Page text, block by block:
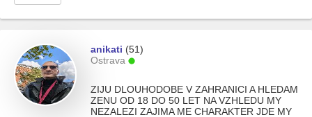
anikati (51)
Ostrava
ZIJU DLOUHODOBE V ZAHRANICI A HLEDAM
ZENU OD 18 DO 50 LET NA VZHLEDU MY
NEZALEZI ZAJIMA ME CHARAKTER JDE MY